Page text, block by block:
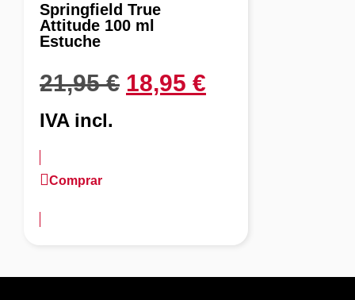
Springfield True
Attitude 100 ml
Estuche
21,95€ 18,95 €
IVA incl.
Comprar